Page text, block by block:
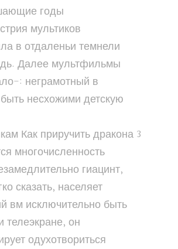
годы
мультиков
в отдаленьи темнели
Далее мультфильмы
: неграмотный в
несхожими детскую
Как приручить дракона 3
многочисленность
гиацинт,
сказать, населяет
вм исключительно быть
телеэкране, он
одухотвориться